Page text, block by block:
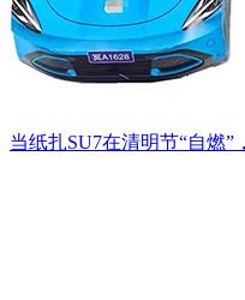
当纸扎SU7在清明节“自燃”